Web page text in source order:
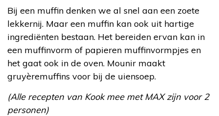
Bij een muffin denken we al snel aan een zoete
lekkernij. Maar een muffin kan ook uit hartige
ingrediënten bestaan. Het bereiden ervan kan in
een muffinvorm of papieren muffinvormpjes en
het gaat ook in de oven. Mounir maakt
gruyèremuffins voor bij de uiensoep.
(Alle recepten van Kook mee met MAX zijn voor 2
personen)